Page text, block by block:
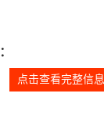
点击查看完整信息